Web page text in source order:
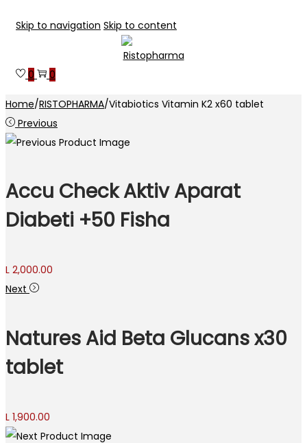
Skip to navigation Skip to content
0 0
Home/RISTOPHARMA/Vitabiotics Vitamin K2 x60 tablet
Previous
Accu Check Aktiv Aparat
Diabeti +50 Fisha
L 2,000.00
Next
Natures Aid Beta Glucans x30
tablet
L 1,900.00